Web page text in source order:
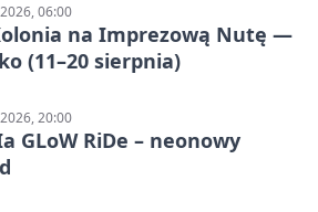
06:00
na Imprezową Nutę —
(11–20 sierpnia)
20:00
GLoW RiDe – neonowy